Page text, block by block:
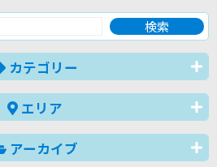
カテゴリー
エリア
アーカイブ